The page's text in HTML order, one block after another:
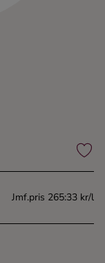
Jmf.pris 265:33 kr/l